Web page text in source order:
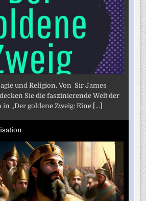
und Religion. Von Sir James
Sie die faszinierende Welt der
„Der goldene Zweig: Eine [...]